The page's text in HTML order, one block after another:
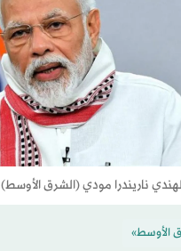
ناريندرا مودي (الشرق الأوسط)
الأوسط»